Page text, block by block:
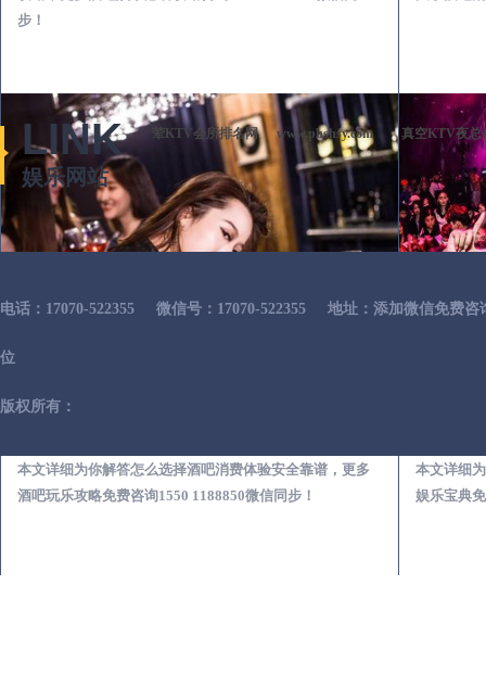
步！
本文详细为你解答怎么选择酒吧消费体验安全靠谱，更多
酒吧玩乐攻略免费咨询1550 1188850微信同步！
本文详细
娱乐宝典
LINK
娱乐网站
荤KTV会所排名网 www.phshsy.com 真空KTV夜总
电话：17070-522355 微信号：17070-522355 地址：添加微信免费咨
位
版权所有：